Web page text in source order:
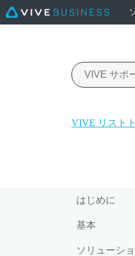
VIVE リスト
はじめに
基本
ソリューシ